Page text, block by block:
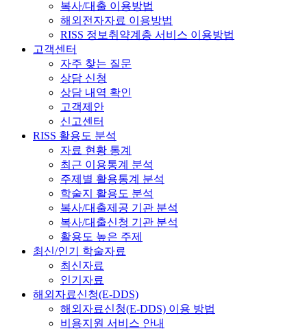
복사/대출 이용방법
해외전자자료 이용방법
RISS 정보취약계층 서비스 이용방법
고객센터
자주 찾는 질문
상담 신청
상담 내역 확인
고객제안
신고센터
RISS 활용도 분석
자료 현황 통계
최근 이용통계 분석
주제별 활용통계 분석
학술지 활용도 분석
복사/대출제공 기관 분석
복사/대출신청 기관 분석
활용도 높은 주제
최신/인기 학술자료
최신자료
인기자료
해외자료신청(E-DDS)
해외자료신청(E-DDS) 이용 방법
비용지원 서비스 안내